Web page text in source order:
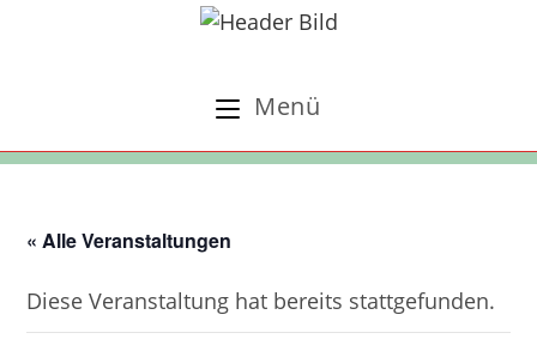
Menü
« Alle Veranstaltungen
Diese Veranstaltung hat bereits stattgefunden.